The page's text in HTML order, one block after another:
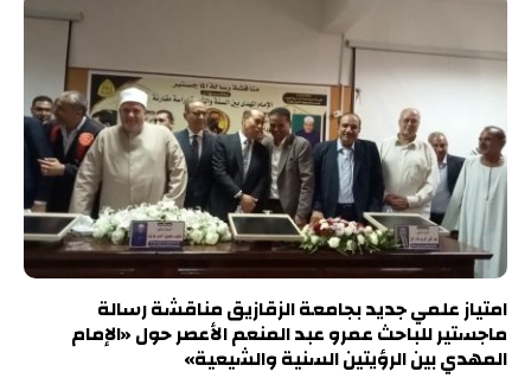
امتياز علمي جديد بجامعة الزقازيق مناقشة رسالة
ماجستير للباحث عمرو عبد المنعم الأعصر حول «الإمام
المهدي بين الرؤيتين السنية والشيعية»